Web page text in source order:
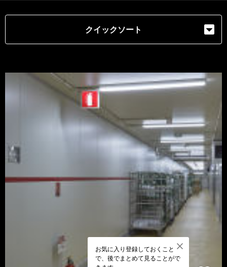
クイックソート
お気に入り登録しておくこと
で、後でまとめて見ることがで